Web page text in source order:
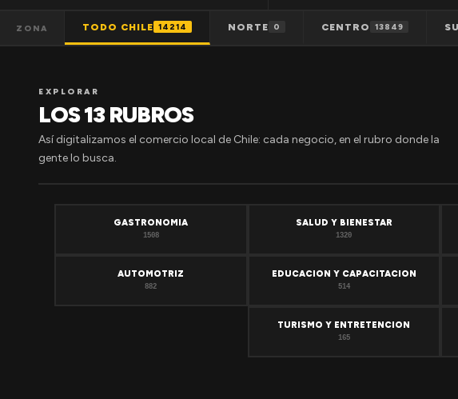
ZONA TODO CHILE 14214 NORTE 0 CENTRO 13849
EXPLORAR
LOS 13 RUBROS
Así digitalizamos el comercio local de Chile: cada negocio, en el rubro donde la
gente lo busca.
GASTRONOMIA
1508
SALUD Y BIENESTAR
1320
AUTOMOTRIZ
882
EDUCACION Y CAPACITACION
514
TURISMO Y ENTRETENCION
165